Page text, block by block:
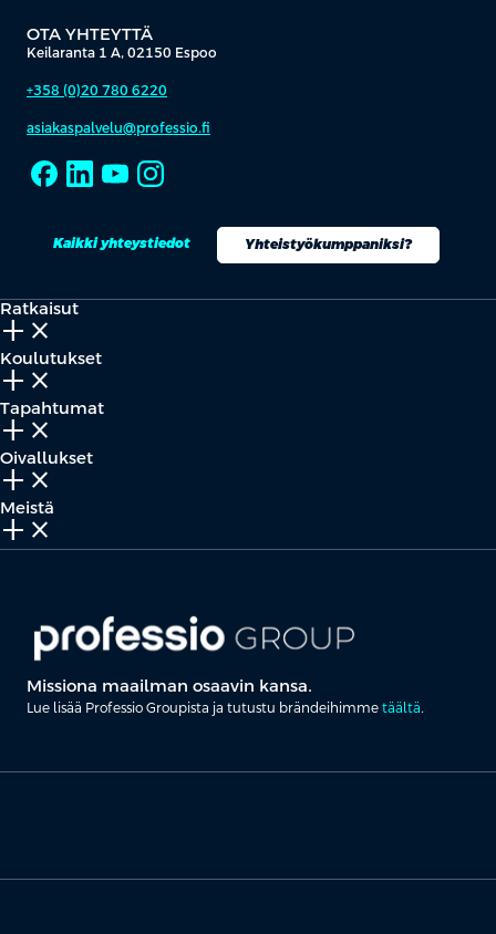
OTA YHTEYTTÄ
Keilaranta 1 A, 02150 Espoo
+358 (0)20 780 6220
asiakaspalvelu@professio.fi
Kaikki yhteystiedot Yhteistyökumppaniksi?
Ratkaisut
add_2 close
Koulutukset
add_2 close
Tapahtumat
add_2 close
Oivallukset
add_2 close
Meistä
add_2 close
Missiona maailman osaavin kansa.
Lue lisää Professio Groupista ja tutustu brändeihimme täältä.